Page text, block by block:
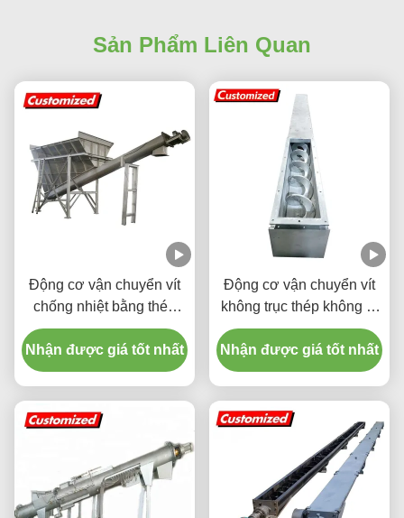
Sản Phẩm Liên Quan
Động cơ vận chuyển vít
chống nhiệt bằng thép
không gỉ tùy chỉnh
Nhận được giá tốt nhất
Động cơ vận chuyển vít
không trục thép không gỉ
có thể tùy chỉnh để xử lý
vật liệu hiệu quả cao
Nhận được giá tốt nhất